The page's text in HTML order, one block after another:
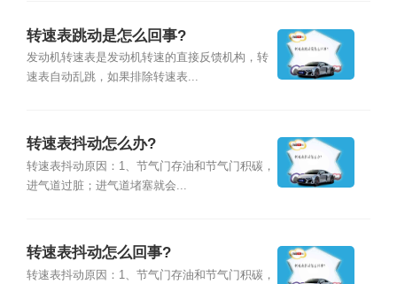
转速表跳动是怎么回事?
发动机转速表是发动机转速的直接反馈机构，转
速表自动乱跳，如果排除转速表...
转速表抖动怎么办?
转速表抖动原因：1、节气门存油和节气门积碳，
进气道过脏；进气道堵塞就会...
转速表抖动怎么回事?
转速表抖动原因：1、节气门存油和节气门积碳，